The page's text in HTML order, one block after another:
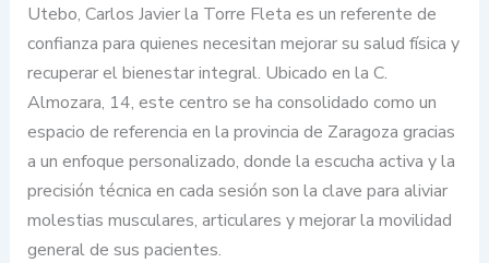
Utebo, Carlos Javier la Torre Fleta es un referente de
confianza para quienes necesitan mejorar su salud física y
recuperar el bienestar integral. Ubicado en la C.
Almozara, 14, este centro se ha consolidado como un
espacio de referencia en la provincia de Zaragoza gracias
a un enfoque personalizado, donde la escucha activa y la
precisión técnica en cada sesión son la clave para aliviar
molestias musculares, articulares y mejorar la movilidad
general de sus pacientes.